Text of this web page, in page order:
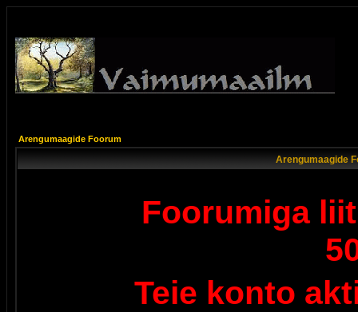
Arengumaagide Foorum
Arengumaagide
Foorumiga
Teie konto